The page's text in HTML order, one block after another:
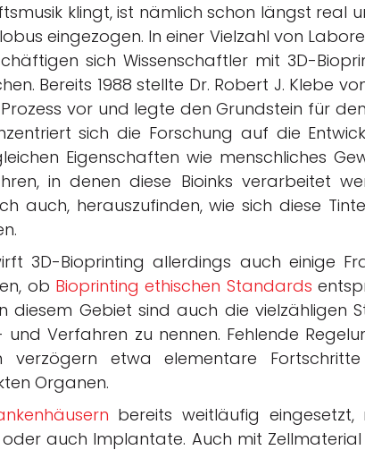
klingt, ist nämlich schon längst real
eingezogen. In einer Vielzahl von
sich Wissenschaftler mit 3D-
Bereits 1988 stellte Dr. Robert J. Klebe
vor und legte den Grundstein für den
sich die Forschung auf die
Eigenschaften wie menschliches
in denen diese Bioinks verarbeitet
auch, herauszufinden, wie sich diese
3D-Bioprinting allerdings auch einige
ob Bioprinting ethischen Standards
Gebiet sind auch die vielzähligen
Verfahren zu nennen. Fehlende
verzögern etwa elementare
Organen.
bereits weitläufig eingesetzt,
auch Implantate. Auch mit Zellmaterial